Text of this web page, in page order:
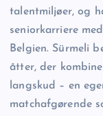
talentmiljøer, og
seniorkarriere
Belgien. Sürmeli
åtter, der
langskud – en
matchafgørende